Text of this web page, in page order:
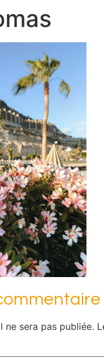
ne sera pas publiée.